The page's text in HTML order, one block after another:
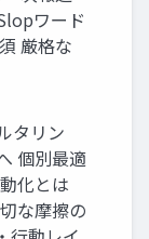
ワード
厳格な
タリン
個別最適
化とは
な摩擦の